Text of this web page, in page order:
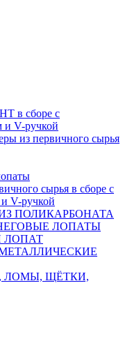
в сборе с
и V-ручкой
из первичного сырья
сырья в сборе с
V-ручкой
ПОЛИКАРБОНАТА
ЛОПАТЫ
ЛОПАТ
ЛОМЫ, ЩЁТКИ,